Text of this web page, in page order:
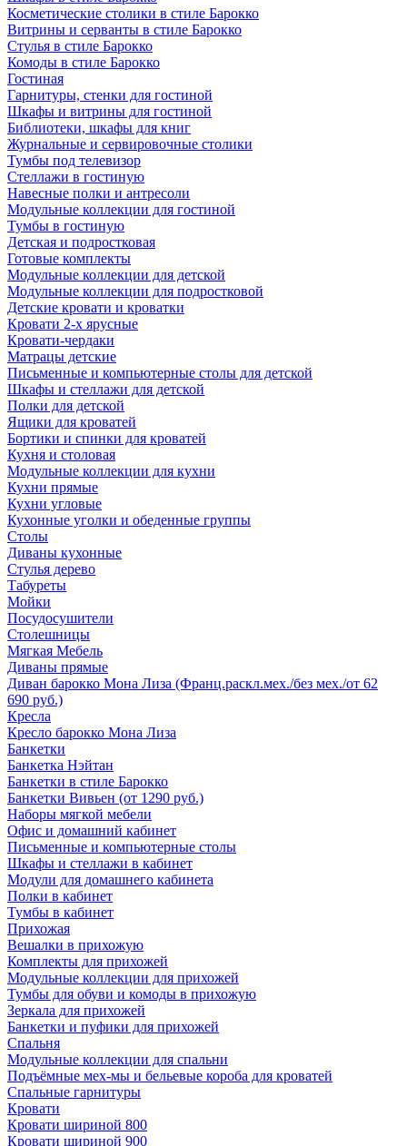
Косметические столики в стиле Барокко
Витрины и серванты в стиле Барокко
Стулья в стиле Барокко
Комоды в стиле Барокко
Гостиная
Гарнитуры, стенки для гостиной
Шкафы и витрины для гостиной
Библиотеки, шкафы для книг
Журнальные и сервировочные столики
Тумбы под телевизор
Стеллажи в гостиную
Навесные полки и антресоли
Модульные коллекции для гостиной
Тумбы в гостиную
Детская и подростковая
Готовые комплекты
Модульные коллекции для детской
Модульные коллекции для подростковой
Детские кровати и кроватки
Кровати 2-х ярусные
Кровати-чердаки
Матрацы детские
Письменные и компьютерные столы для детской
Шкафы и стеллажи для детской
Полки для детской
Ящики для кроватей
Бортики и спинки для кроватей
Кухня и столовая
Модульные коллекции для кухни
Кухни прямые
Кухни угловые
Кухонные уголки и обеденные группы
Столы
Диваны кухонные
Стулья дерево
Табуреты
Мойки
Посудосушители
Столешницы
Мягкая Мебель
Диваны прямые
Диван барокко Мона Лиза (Франц.раскл.мех./без мех./от 62
690 руб.)
Кресла
Кресло барокко Мона Лиза
Банкетки
Банкетка Нэйтан
Банкетки в стиле Барокко
Банкетки Вивьен (от 1290 руб.)
Наборы мягкой мебели
Офис и домашний кабинет
Письменные и компьютерные столы
Шкафы и стеллажи в кабинет
Модули для домашнего кабинета
Полки в кабинет
Тумбы в кабинет
Прихожая
Вешалки в прихожую
Комплекты для прихожей
Модульные коллекции для прихожей
Тумбы для обуви и комоды в прихожую
Зеркала для прихожей
Банкетки и пуфики для прихожей
Спальня
Модульные коллекции для спальни
Подъёмные мех-мы и бельевые короба для кроватей
Спальные гарнитуры
Кровати
Кровати шириной 800
Кровати шириной 900